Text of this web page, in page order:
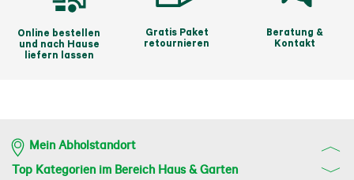
Online bestellen
und nach Hause
liefern lassen
Gratis Paket
retournieren
Beratung &
Kontakt
Mein Abholstandort
Top Kategorien im Bereich Haus & Garten